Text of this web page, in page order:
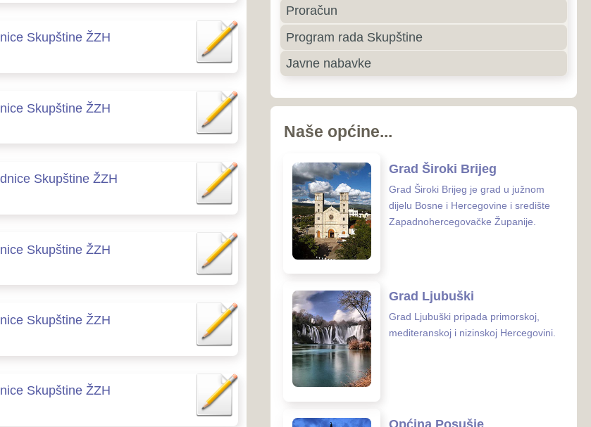
Zapadnohercegovačke Županije.
Grad Ljubuški
mediteranskoj i nizinskoj Hercegovini.
Općina Posušje
Općina Posušje zauzima površinu od
461 km² i nalazi se u
Zapadnohercegovačkoj Županiji.
Općina Grude
granici Bosne i Hercegovine i
republike Hrvatske.
Kontakti zdravstvenih ustanova u